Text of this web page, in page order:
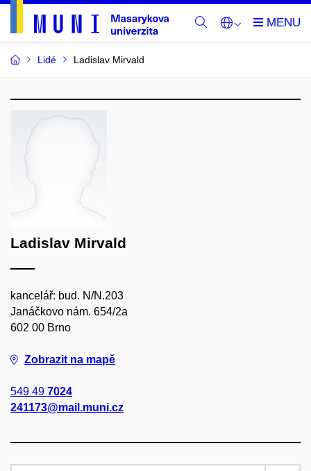
Lidé Ladislav Mirvald
Ladislav Mirvald
kancelář: bud. N/N.203
Janáčkovo nám. 654/2a
602 00 Brno
Zobrazit na mapě
549 49 7024
241173@mail.muni.cz